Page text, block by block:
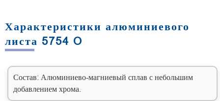
Характеристики алюминиевого
листа 5754 O
Состав: Алюминиево-магниевый сплав с небольшим
добавлением хрома.